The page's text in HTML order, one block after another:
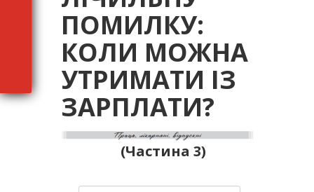
ПОМИЛКУ:
КОЛИ МОЖНА
УТРИМАТИ ІЗ
ЗАРПЛАТИ?
(Частина 3)